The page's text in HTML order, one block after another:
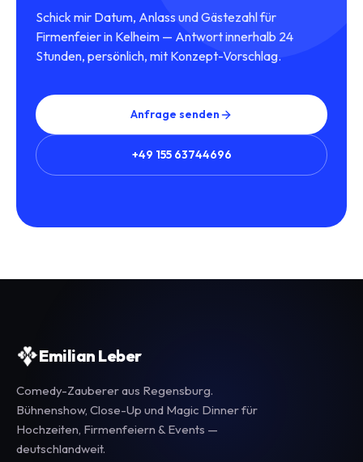
Schick mir Datum, Anlass und Gästezahl für
Firmenfeier in Kelheim — Antwort innerhalb 24
Stunden, persönlich, mit Konzept-Vorschlag.
Anfrage senden
+49 155 63744696
Emilian Leber
Comedy-Zauberer aus Regensburg.
Bühnenshow, Close-Up und Magic Dinner für
Hochzeiten, Firmenfeiern & Events —
deutschlandweit.